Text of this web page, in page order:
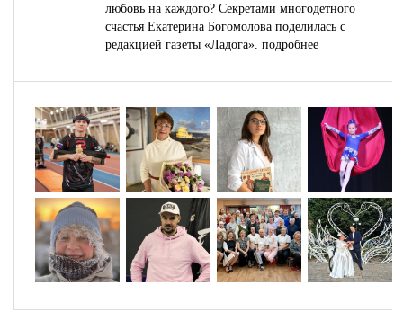
любовь на каждого? Секретами многодетного
счастья Екатерина Богомолова поделилась с
редакцией газеты «Ладога». подробнее